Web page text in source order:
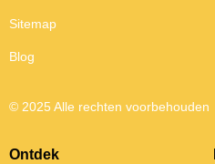
Sitemap
Blog
© 2025 Alle rechten voorbehouden
Ontdek